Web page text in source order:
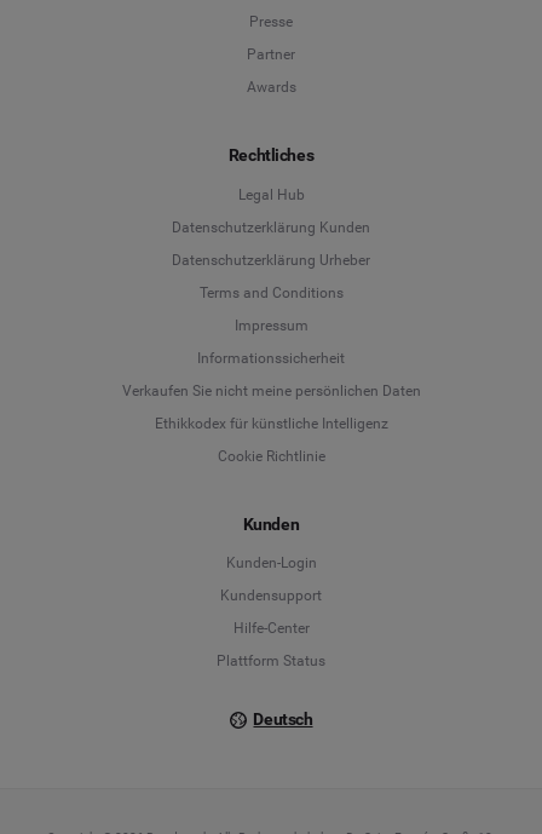
Presse
Partner
Awards
Rechtliches
Legal Hub
Datenschutzerklärung Kunden
Datenschutzerklärung Urheber
Terms and Conditions
Impressum
Informationssicherheit
Verkaufen Sie nicht meine persönlichen Daten
Ethikkodex für künstliche Intelligenz
Cookie Richtlinie
Kunden
Kunden-Login
Kundensupport
Hilfe-Center
Plattform Status
Deutsch
Deutsch
English